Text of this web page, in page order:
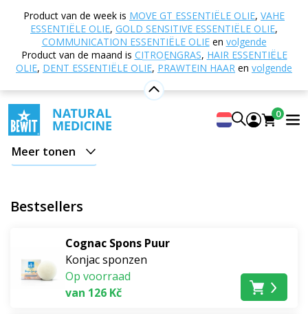
Product van de week is MOVE GT ESSENTIËLE OLIE, VAHE
ESSENTIËLE OLIE, GOLD SENSITIVE ESSENTIËLE OLIE,
COMMUNICATION ESSENTIËLE OLIEen volgende
Product van de maand is CITROENGRAS, HAIR ESSENTIËLE
OLIE, DENT ESSENTIËLE OLIE, PRAWTEIN HAAR en volgende
0
E-shop
Natuurlijke cosmetica
Cosmetische accessoires
Konjac sponzen
Konjac sponzen
Ontdek een volledig natuurlijk cosmeticaproduct voor
de zachte verzorging van uwgezicht
decolletéhuid.
Konjac sponzen, dankzij de fijne vezels verkregen uit de
peeling en dus
Om het effect te versterken en afhankelijk van uw
huidtype, kunt u kiezen
uit verschillende varianten
met soorten klei, met bamboehoutskool of zonder
Meer tonen
Bestsellers
Cognac Spons Puur
Konjac sponzen
Op voorraad
van 126 Kč